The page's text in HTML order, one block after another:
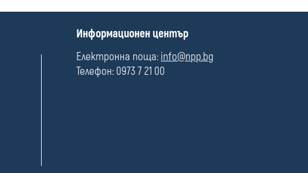
П
л
е
Информационен център
Електронна поща: info@npp.bg
Телефон: 0973 7 21 00